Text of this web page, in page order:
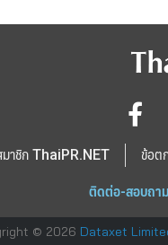
มาชิก ThaiPR.NET ข้อต
ติดต่อ-สอบถา
© 2026 Dataxet